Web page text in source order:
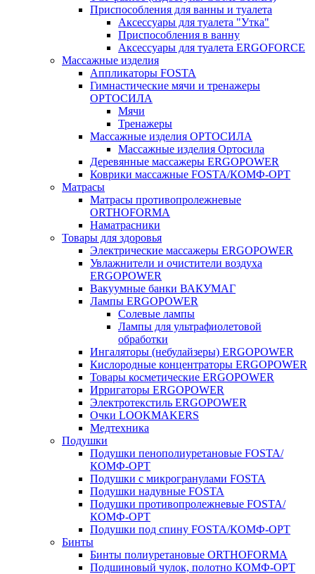
Приспособления для ванны и туалета
Аксессуары для туалета "Утка"
Приспособления в ванну
Аксессуары для туалета ERGOFORCE
Массажные изделия
Аппликаторы FOSTA
Гимнастические мячи и тренажеры
ОРТОСИЛА
Мячи
Тренажеры
Массажные изделия ОРТОСИЛА
Массажные изделия Ортосила
Деревянные массажеры ERGOPOWER
Коврики массажные FOSTA/КОМФ-ОРТ
Матрасы
Матрасы противопролежневые
ORTHOFORMA
Наматрасники
Товары для здоровья
Электрические массажеры ERGOPOWER
Увлажнители и очистители воздуха
ERGOPOWER
Вакуумные банки ВАКУМАГ
Лампы ERGOPOWER
Солевые лампы
Лампы для ультрафиолетовой
обработки
Ингаляторы (небулайзеры) ERGOPOWER
Кислородные концентраторы ERGOPOWER
Товары косметические ERGOPOWER
Ирригаторы ERGOPOWER
Электротекстиль ERGOPOWER
Очки LOOKMAKERS
Медтехника
Подушки
Подушки пенополиуретановые FOSTA/
КОМФ-ОРТ
Подушки с микрогранулами FOSTA
Подушки надувные FOSTA
Подушки противопролежневые FOSTA/
КОМФ-ОРТ
Подушки под спину FOSTA/КОМФ-ОРТ
Бинты
Бинты полиуретановые ORTHOFORMA
Подшиновый чулок, полотно КОМФ-ОРТ